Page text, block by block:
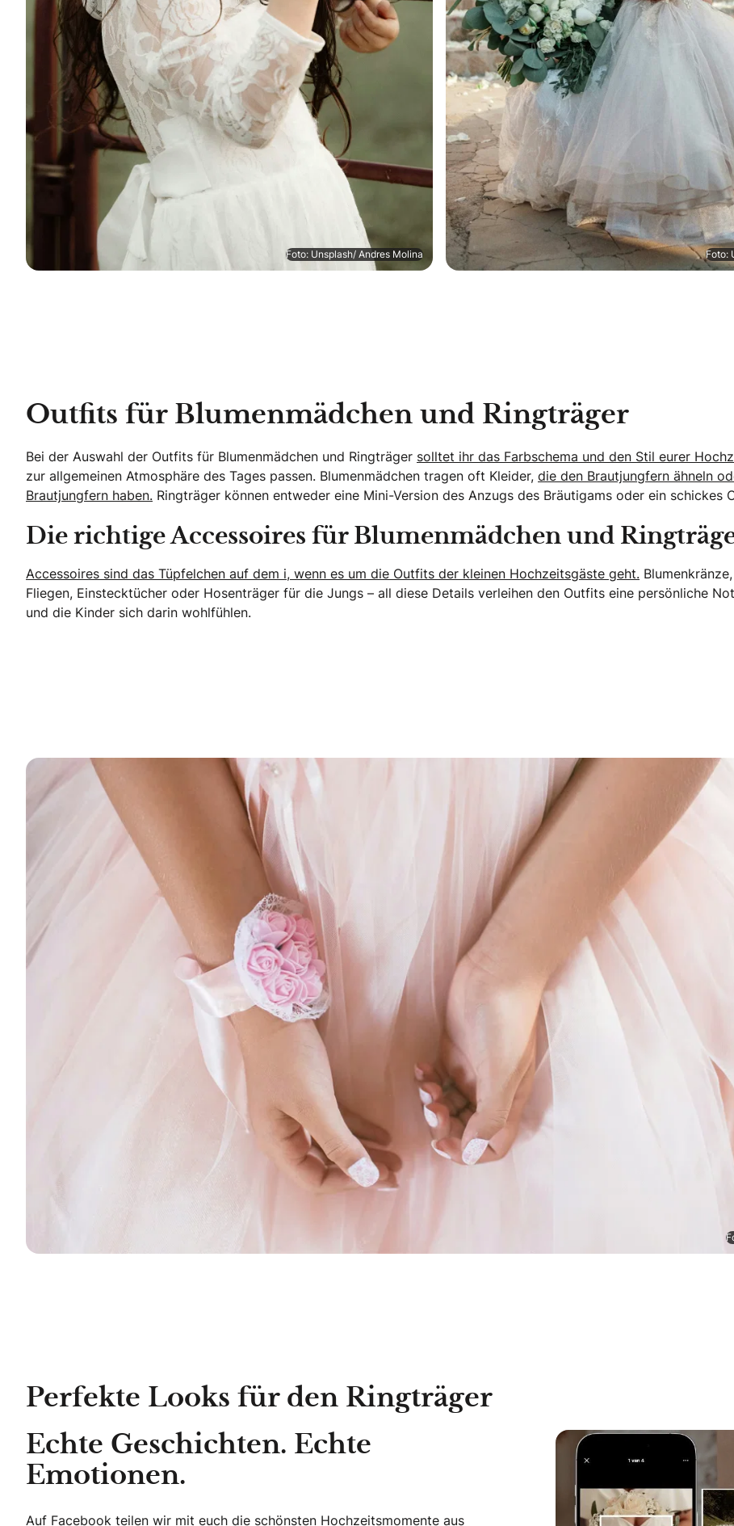
Foto: Unsplash/ Andres Molina Foto:
Outfits für Blumenmädchen und Ringträger
Bei der Auswahl der Outfits für Blumenmädchen und Ringträger solltet ihr das Farbschema und den Stil eurer
zur allgemeinen Atmosphäre des Tages passen. Blumenmädchen tragen oft Kleider, die den Brautjungfern ähneln
Brautjungfern haben. Ringträger können entweder eine Mini-Version des Anzugs des Bräutigams oder ein schickes
Die richtige Accessoires für Blumenmädchen und
Accessoires sind das Tüpfelchen auf dem i, wenn es um die Outfits der kleinen Hochzeitsgäste geht.
Fliegen, Einstecktücher oder Hosenträger für die Jungs – all diese Details verleihen den Outfits eine persönliche
und die Kinder sich darin wohlfühlen.
Perfekte Looks für den Ringträger
Echte Geschichten. Echte
Emotionen.
Auf Facebook teilen wir mit euch die schönsten Hochzeitsmomente aus